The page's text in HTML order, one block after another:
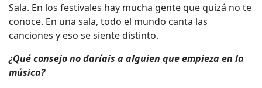
Sala. En los festivales hay mucha gente que quizá no te
conoce. En una sala, todo el mundo canta las
canciones y eso se siente distinto.
¿Qué consejo no daríais a alguien que empieza en la
música?